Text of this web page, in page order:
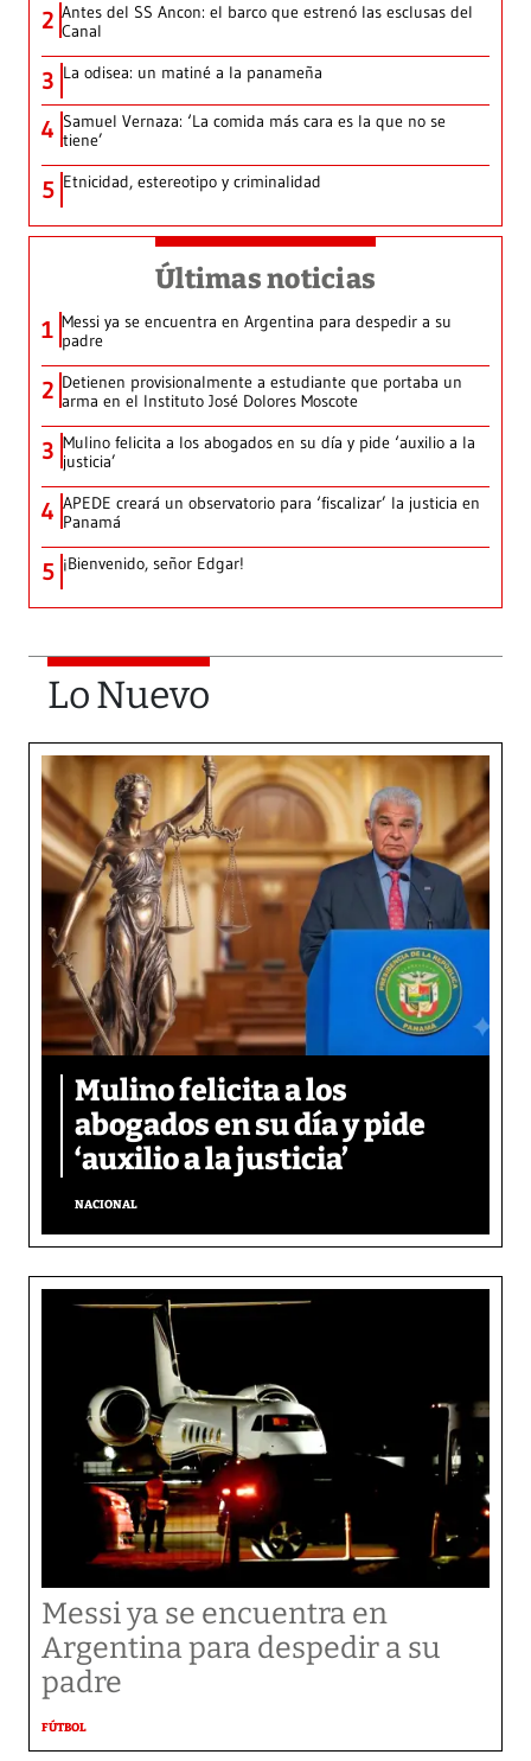
2 Antes del SS Ancon: el barco que estrenó las esclusas del
Canal
3 La odisea: un matiné a la panameña
4 Samuel Vernaza: ‘La comida más cara es la que no se
tiene’
5 Etnicidad, estereotipo y criminalidad
Últimas noticias
1 Messi ya se encuentra en Argentina para despedir a su
padre
2 Detienen provisionalmente a estudiante que portaba un
arma en el Instituto José Dolores Moscote
3 Mulino felicita a los abogados en su día y pide ‘auxilio a la
justicia’
4 APEDE creará un observatorio para ‘fiscalizar’ la justicia en
Panamá
5 ¡Bienvenido, señor Edgar!
Lo Nuevo
Mulino felicita a los
abogados en su día y pide
‘auxilio a la justicia’
NACIONAL
Messi ya se encuentra en
Argentina para despedir a su
padre
FÚTBOL